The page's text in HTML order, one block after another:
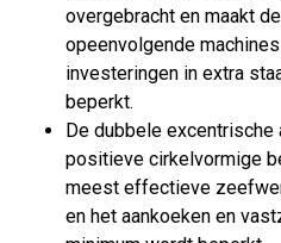
overgebracht en maakt
opeenvolgende
investeringen in extra
beperkt.
De dubbele
positieve cirkelvormige
meest effectieve
en het aankoeken en